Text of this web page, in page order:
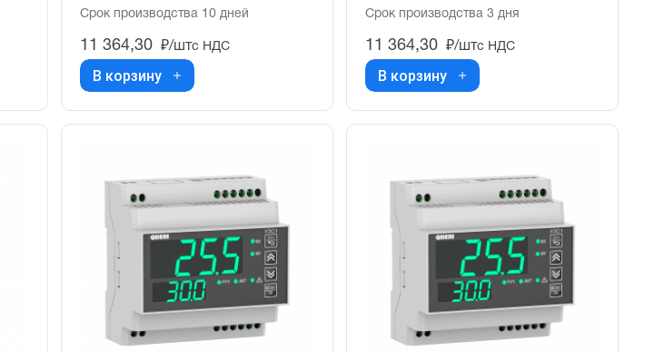
Срок производства 10 дней
11 364,30 ₽/штс НДС
В корзину
Срок производства 3 дня
11 364,30 ₽/штс НДС
В корзину